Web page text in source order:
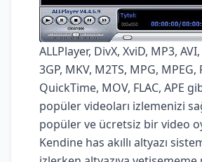
ALLPlayer, DivX, XviD, MP3,
3GP, MKV, M2TS, MPG, MPEG,
QuickTime, MOV, FLAC, APE
popüler videoları izlemenizi
popüler ve ücretsiz bir video
Kendine has akıllı altyazı